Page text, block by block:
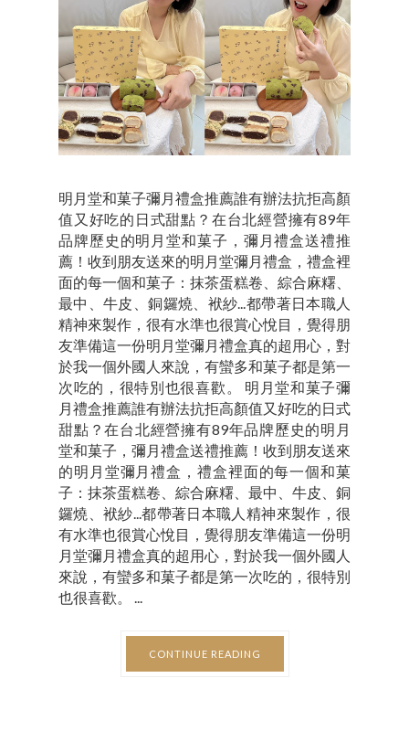
明月堂和菓子彌月禮盒推薦誰有辦法抗拒高顏
值又好吃的日式甜點？在台北經營擁有89年
品牌歷史的明月堂和菓子，彌月禮盒送禮推
薦！收到朋友送來的明月堂彌月禮盒，禮盒裡
面的每一個和菓子：抹茶蛋糕卷、綜合麻糬、
最中、牛皮、銅鑼燒、袱紗...都帶著日本職人
精神來製作，很有水準也很賞心悅目，覺得朋
友準備這一份明月堂彌月禮盒真的超用心，對
於我一個外國人來說，有蠻多和菓子都是第一
次吃的，很特別也很喜歡。 明月堂和菓子彌
月禮盒推薦誰有辦法抗拒高顏值又好吃的日式
甜點？在台北經營擁有89年品牌歷史的明月
堂和菓子，彌月禮盒送禮推薦！收到朋友送來
的明月堂彌月禮盒，禮盒裡面的每一個和菓
子：抹茶蛋糕卷、綜合麻糬、最中、牛皮、銅
鑼燒、袱紗...都帶著日本職人精神來製作，很
有水準也很賞心悅目，覺得朋友準備這一份明
月堂彌月禮盒真的超用心，對於我一個外國人
來說，有蠻多和菓子都是第一次吃的，很特別
也很喜歡。 ...
CONTINUE READING